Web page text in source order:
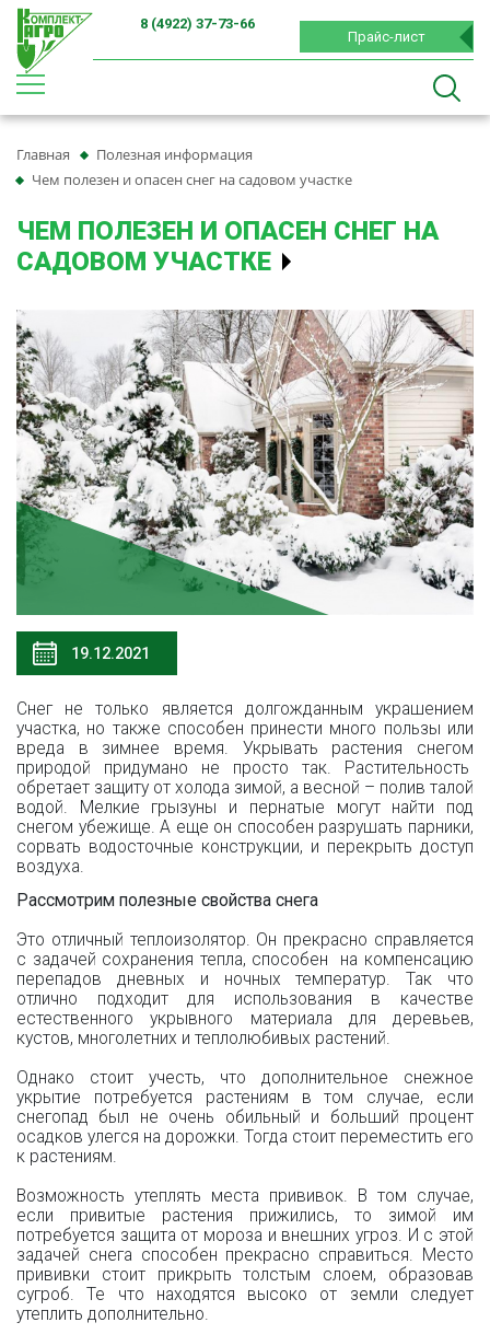
Прайс-лист
8 (4922) 37-73-66
Главная
Полезная информация
Чем полезен и опасен снег на садовом участке
ЧЕМ ПОЛЕЗЕН И ОПАСЕН СНЕГ НА
САДОВОМ УЧАСТКЕ
19.12.2021
Снег не только является долгожданным украшением
участка, но также способен принести много пользы или
вреда в зимнее время. Укрывать растения снегом
природой придумано не просто так. Растительность
обретает защиту от холода зимой, а весной – полив талой
водой. Мелкие грызуны и пернатые могут найти под
снегом убежище. А еще он способен разрушать парники,
сорвать водосточные конструкции, и перекрыть доступ
воздуха.
Рассмотрим полезные свойства снега
Это отличный теплоизолятор. Он прекрасно справляется
с задачей сохранения тепла, способен на компенсацию
перепадов дневных и ночных температур. Так что
отлично подходит для использования в качестве
естественного укрывного материала для деревьев,
кустов, многолетних и теплолюбивых растений.
Однако стоит учесть, что дополнительное снежное
укрытие потребуется растениям в том случае, если
снегопад был не очень обильный и больший процент
осадков улегся на дорожки. Тогда стоит переместить его
к растениям.
Возможность утеплять места прививок. В том случае,
если привитые растения прижились, то зимой им
потребуется защита от мороза и внешних угроз. И с этой
задачей снега способен прекрасно справиться. Место
прививки стоит прикрыть толстым слоем, образовав
сугроб. Те что находятся высоко от земли следует
утеплить дополнительно.